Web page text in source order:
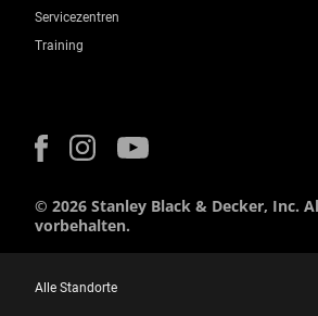
Servicezentren
Training
© 2026 Stanley Black & Decker, Inc.
vorbehalten.
Alle Standorte